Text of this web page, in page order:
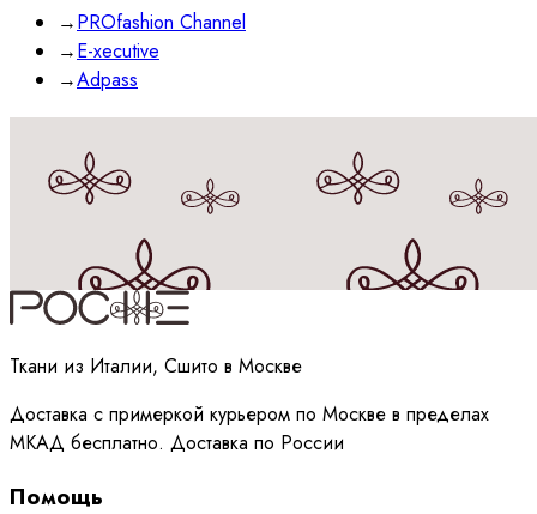
→PROfashion Channel
→E-xecutive
→Adpass
Принимаюполитикуобработки данных
Ткани из Италии, Сшито в Москве
Доставка с примеркой курьером по Москве в пределах
МКАД бесплатно. Доставка по России
Помощь